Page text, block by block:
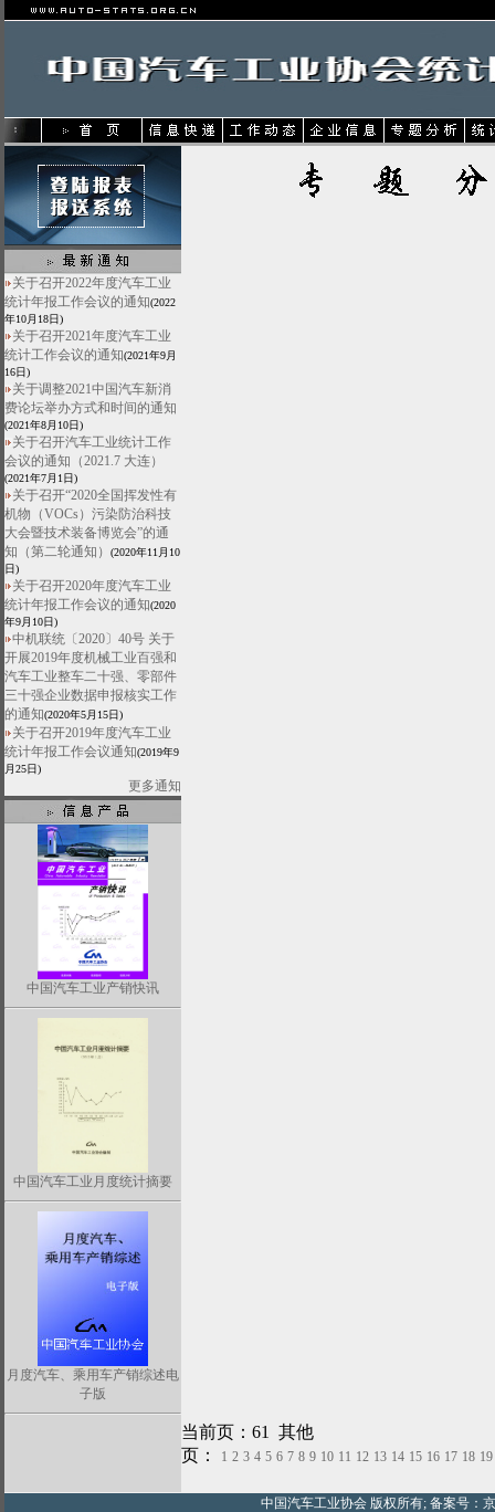
关于召开2022年度汽车工业
统计年报工作会议的通知(2022
年10月18日)
关于召开2021年度汽车工业
统计工作会议的通知(2021年9月
16日)
关于调整2021中国汽车新消
费论坛举办方式和时间的通知
(2021年8月10日)
关于召开汽车工业统计工作
会议的通知（2021.7 大连）
(2021年7月1日)
关于召开“2020全国挥发性有
机物（VOCs）污染防治科技
大会暨技术装备博览会”的通
知（第二轮通知）
(2020年11月10
日)
关于召开2020年度汽车工业
统计年报工作会议的通知(2020
年9月10日)
中机联统〔2020〕40号 关于
开展2019年度机械工业百强和
汽车工业整车二十强、零部件
三十强企业数据申报核实工作
的通知(2020年5月15日)
关于召开2019年度汽车工业
统计年报工作会议通知(2019年9
月25日)
更多通知
中国汽车工业产销快讯
中国汽车工业月度统计摘要
月度汽车、乘用车产销综述电
子版
当前页：61 其他
页：
1 2 3 4 5 6 7 8 9 10 11 12 13 14 15 16 17 18 19
中国汽车工业协会 版权所有; 备案号：